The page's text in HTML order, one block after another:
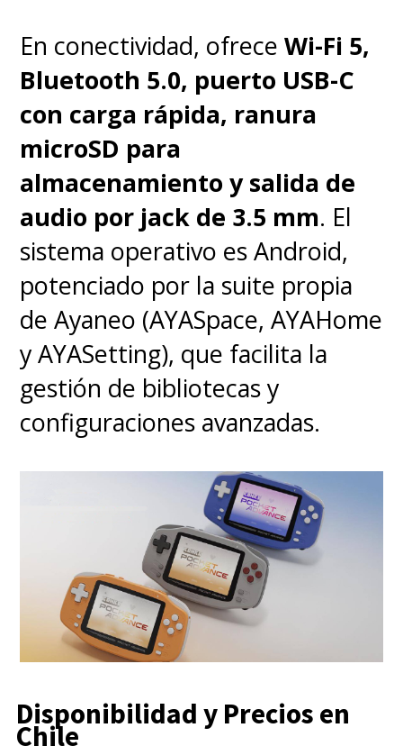
En conectividad, ofreceWi-Fi 5,
Bluetooth 5.0, puerto USB-C
con carga rápida, ranura
microSD para
almacenamiento y salida de
audio por jack de 3.5 mm. El
sistema operativo es Android,
potenciado por la suite propia
de Ayaneo (AYASpace, AYAHome
y AYASetting), que facilita la
gestión de bibliotecas y
configuraciones avanzadas.
Disponibilidad y Precios en
Chile